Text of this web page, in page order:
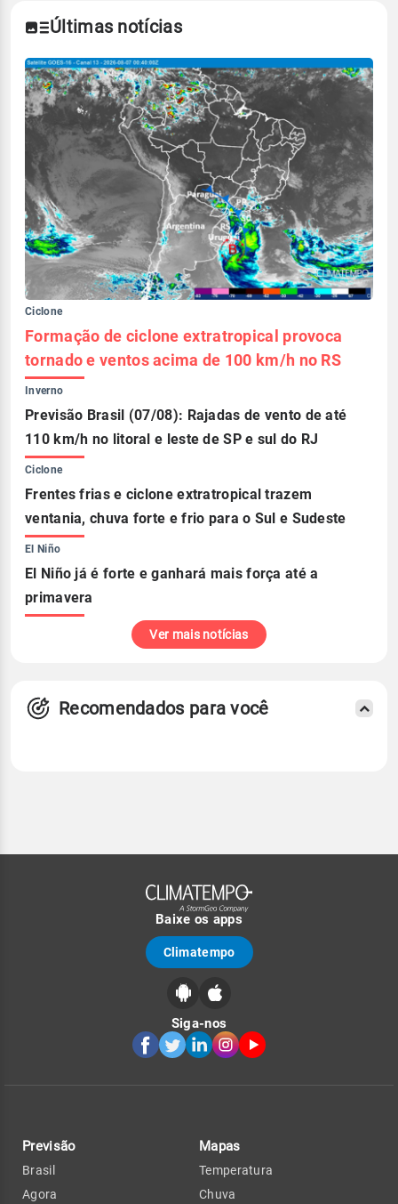
Últimas notícias
Ciclone
Formação de ciclone extratropical provoca
tornado e ventos acima de 100 km/h no RS
Inverno
Previsão Brasil (07/08): Rajadas de vento de até
110 km/h no litoral e leste de SP e sul do RJ
Ciclone
Frentes frias e ciclone extratropical trazem
ventania, chuva forte e frio para o Sul e Sudeste
El Niño
El Niño já é forte e ganhará mais força até a
primavera
Ver mais notícias
Recomendados para você
Baixe os apps
Climatempo
Siga-nos
Previsão
Brasil
Agora
Mapas
Temperatura
Chuva